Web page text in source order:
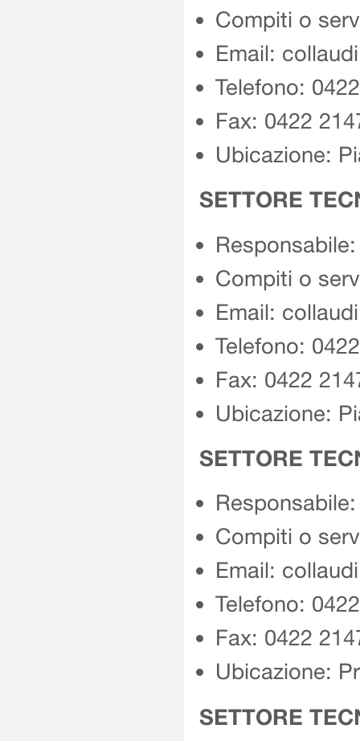
Compiti o
Email:
Telefono:
Fax: 0422
Ubicazione:
SETTORE
Compiti o
Email:
Telefono:
Fax: 0422
Ubicazione:
SETTORE
Compiti o
Email:
Telefono:
Fax: 0422
Ubicazione:
SETTORE